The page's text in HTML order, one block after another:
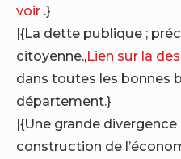
voir .}
|{La dette publique ;
citoyenne.,Lien sur la
dans toutes les bonnes
département.}
|{Une grande divergence
construction de